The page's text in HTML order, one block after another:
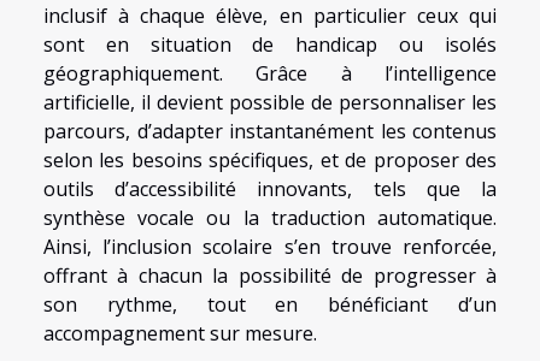
inclusif à chaque élève, en particulier ceux qui
sont en situation de handicap ou isolés
géographiquement. Grâce à l’intelligence
artificielle, il devient possible de personnaliser les
parcours, d’adapter instantanément les contenus
selon les besoins spécifiques, et de proposer des
outils d’accessibilité innovants, tels que la
synthèse vocale ou la traduction automatique.
Ainsi, l’inclusion scolaire s’en trouve renforcée,
offrant à chacun la possibilité de progresser à
son rythme, tout en bénéficiant d’un
accompagnement sur mesure.